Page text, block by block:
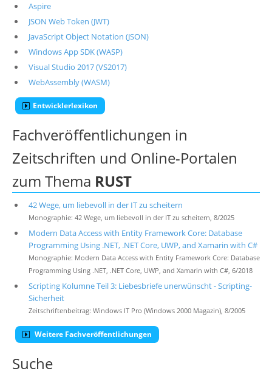
Aspire
JSON Web Token (JWT)
JavaScript Object Notation (JSON)
Windows App SDK (WASP)
Visual Studio 2017 (VS2017)
WebAssembly (WASM)
Entwicklerlexikon
Fachveröffentlichungen in
Zeitschriften und Online-Portalen
zum Thema RUST
42 Wege, um liebevoll in der IT zu scheitern
Monographie: 42 Wege, um liebevoll in der IT zu scheitern, 8/2025
Modern Data Access with Entity Framework Core: Database
Programming Using .NET, .NET Core, UWP, and Xamarin with C#
Monographie: Modern Data Access with Entity Framework Core: Database
Programming Using .NET, .NET Core, UWP, and Xamarin with C#, 6/2018
Scripting Kolumne Teil 3: Liebesbriefe unerwünscht - Scripting-
Sicherheit
Zeitschriftenbeitrag: Windows IT Pro (Windows 2000 Magazin), 8/2005
Weitere Fachveröffentlichungen
Suche